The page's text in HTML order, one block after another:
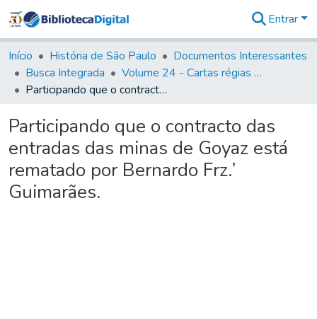
&
Coleções
Tudo na
Biblioteca
Estatísticas
Entrar
Início História de São Paulo
Documentos Interessantes
Busca Integrada
Volume 24 - Cartas régias e provisões (1730- 1738)
Participando que o contracto das entradas das minas de Goyaz está rematado por Bernardo Frz.’ Guimarães.
Participando que o contracto das
entradas das minas de Goyaz está
rematado por Bernardo Frz.’
Guimarães.